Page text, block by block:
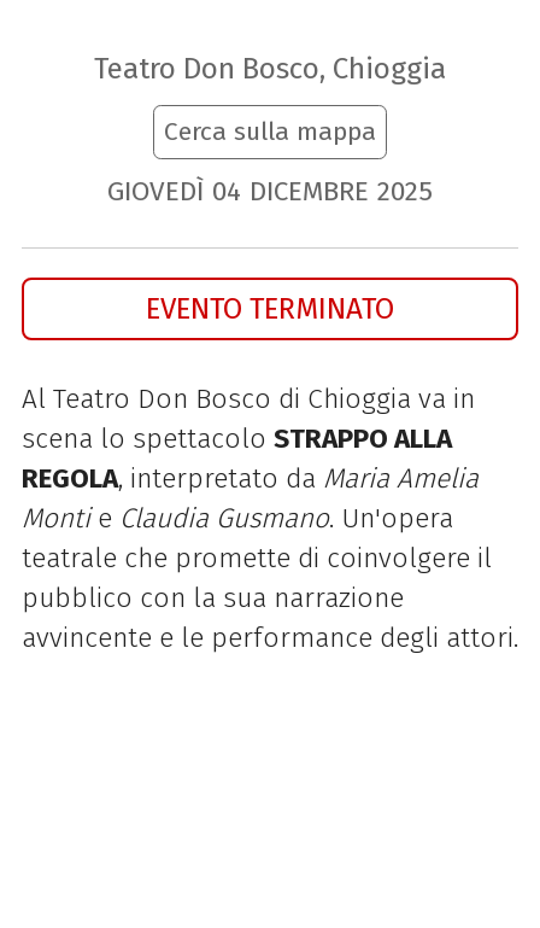
Teatro Don Bosco, Chioggia
Cerca sulla mappa
GIOVEDÌ 04 DICEMBRE 2025
EVENTO TERMINATO
Al Teatro Don Bosco di Chioggia va in
scena lo spettacolo STRAPPO ALLA
REGOLA, interpretato da Maria Amelia
Montie Claudia Gusmano. Un'opera
teatrale che promette di coinvolgere il
pubblico con la sua narrazione
avvincente e le performance degli attori.